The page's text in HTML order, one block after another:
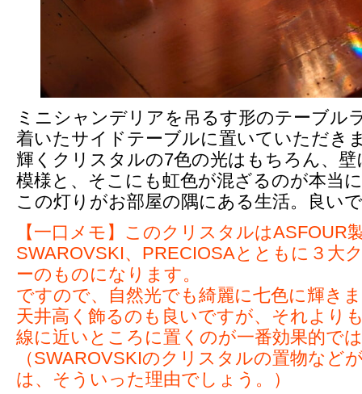
ミニシャンデリアを吊るす形のテーブル
着いたサイドテーブルに置いていただき
輝くクリスタルの7色の光はもちろん、
模様と、そこにも虹色が混ざるのが本当
この灯りがお部屋の隅にある生活。良い
【一口メモ】このクリスタルはASFOUR
SWAROVSKI、PRECIOSAとともに３大
ーのものになります。
ですので、自然光でも綺麗に七色に輝き
天井高く飾るのも良いですが、それより
線に近いところに置くのが一番効果的で
（SWAROVSKIのクリスタルの置物など
は、そういった理由でしょう。）